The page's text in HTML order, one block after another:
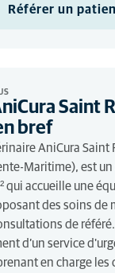
Référer un
Saint
bref
AniCura Saint
Maritime), est
qui accueille une
des soins de
de
d’un service
en charge les